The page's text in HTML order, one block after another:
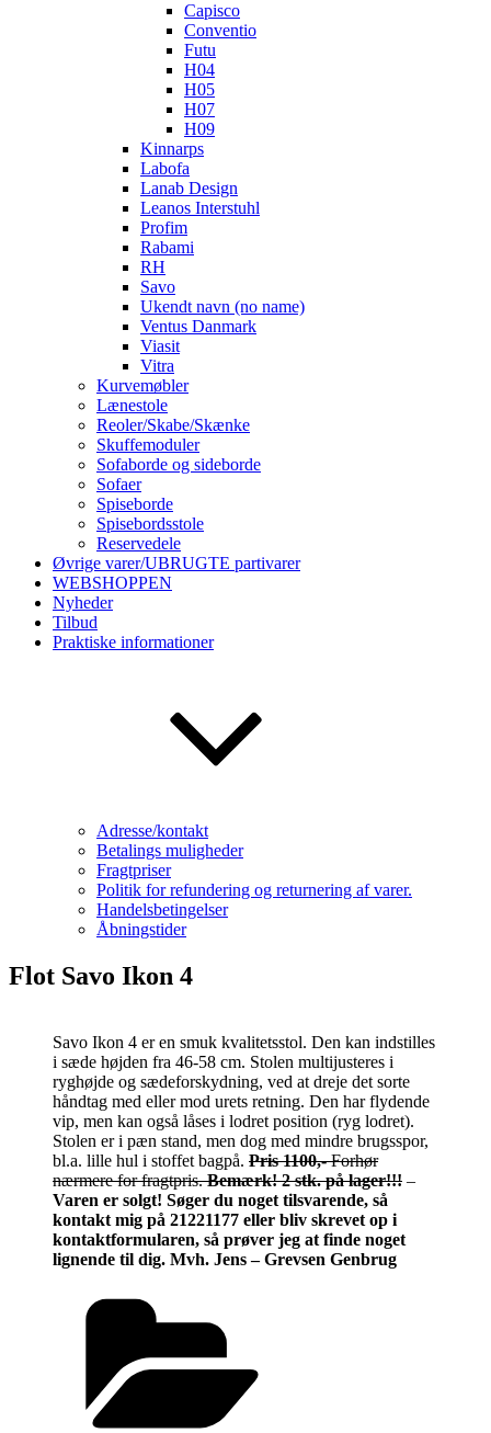
Capisco
Conventio
Futu
H04
H05
H07
H09
Kinnarps
Labofa
Lanab Design
Leanos Interstuhl
Profim
Rabami
RH
Savo
Ukendt navn (no name)
Ventus Danmark
Viasit
Vitra
Kurvemøbler
Lænestole
Reoler/Skabe/Skænke
Skuffemoduler
Sofaborde og sideborde
Sofaer
Spiseborde
Spisebordsstole
Reservedele
Øvrige varer/UBRUGTE partivarer
WEBSHOPPEN
Nyheder
Tilbud
Praktiske informationer
Adresse/kontakt
Betalings muligheder
Fragtpriser
Politik for refundering og returnering af varer.
Handelsbetingelser
Åbningstider
Flot Savo Ikon 4
Savo Ikon 4 er en smuk kvalitetsstol. Den kan indstilles
i sæde højden fra 46-58 cm. Stolen multijusteres i
ryghøjde og sædeforskydning, ved at dreje det sorte
håndtag med eller mod urets retning. Den har flydende
vip, men kan også låses i lodret position (ryg lodret).
Stolen er i pæn stand, men dog med mindre brugsspor,
bl.a. lille hul i stoffet bagpå. Pris 1100,-Forhør
nærmere for fragtpris.Bemærk! 2 stk. på lager!!! –
Varen er solgt! Søger du noget tilsvarende, så
kontakt mig på 21221177 eller bliv skrevet op i
kontaktformularen, så prøver jeg at finde noget
lignende til dig. Mvh. Jens – Grevsen Genbrug